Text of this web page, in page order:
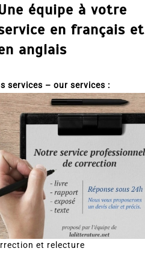
équipe à votre
en français et
anglais
services – our services :
et relecture